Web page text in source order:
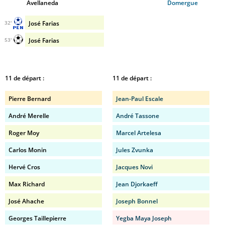
Avellaneda Domergue
José Farias
32'
José Farias
53'
11 de départ :
Pierre Bernard
André Merelle
Roger Moy
Carlos Monin
Hervé Cros
Max Richard
José Ahache
Georges Taillepierre
11 de départ :
Jean-Paul Escale
André Tassone
Marcel Artelesa
Jules Zvunka
Jacques Novi
Jean Djorkaeff
Joseph Bonnel
Yegba Maya Joseph